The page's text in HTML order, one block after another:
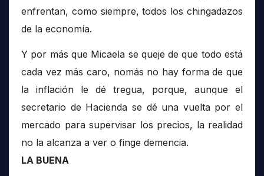
enfrentan, como siempre, todos los chingadazos
de la economía.
Y por más que Micaela se queje de que todo está
cada vez más caro, nomás no hay forma de que
la inflación le dé tregua, porque, aunque el
secretario de Hacienda se dé una vuelta por el
mercado para supervisar los precios, la realidad
no la alcanza a ver o finge demencia.
LA BUENA